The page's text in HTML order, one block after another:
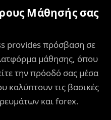
Μάθησής σας
provides πρόσβαση σε
μάθησης, όπου
την πρόοδό σας μέσα
καλύπτουν τις βασικές
και forex.